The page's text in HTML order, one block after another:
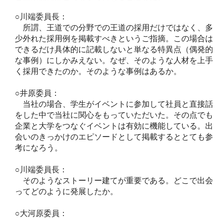
○川端委員長：
所謂、王道での分野での王道の採用だけではなく、多
少外れた採用例を掲載すべきというご指摘。この場合は
できるだけ具体的に記載しないと単なる特異点（偶発的
な事例）にしかみえない。なぜ、そのような人材を上手
く採用できたのか。そのような事例はあるか。
○井原委員：
当社の場合、学生がイベントに参加して社員と直接話
をした中で当社に関心をもっていただいた。その点でも
企業と大学をつなぐイベントは有効に機能している。出
会いのきっかけのエピソードとして掲載するととても参
考になろう。
○川端委員長：
そのようなストーリー建てが重要である。どこで出会
ってどのように発展したか。
○大河原委員：